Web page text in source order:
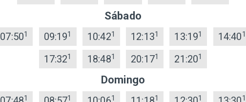
Sábado
07:501 09:191 10:421 12:131 13:191 14:401
17:321 18:481 20:171 21:201
Domingo
1 1 1 1 1 1